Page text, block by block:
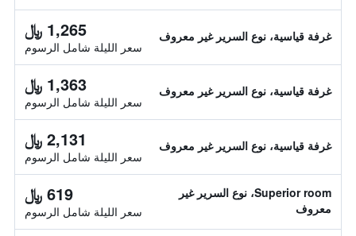
غرفة قياسية، نوع السرير غير معروف 1,265 ﷼
سعر الليلة شامل الرسوم
غرفة قياسية، نوع السرير غير معروف 1,363 ﷼
سعر الليلة شامل الرسوم
غرفة قياسية، نوع السرير غير معروف 2,131 ﷼
سعر الليلة شامل الرسوم
Superior room، نوع السرير غير
معروف
619 ﷼
سعر الليلة شامل الرسوم